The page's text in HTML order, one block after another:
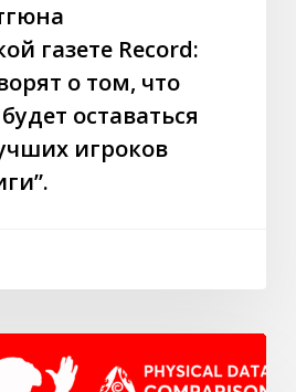
газете Record:
о том, что
оставаться
игроков